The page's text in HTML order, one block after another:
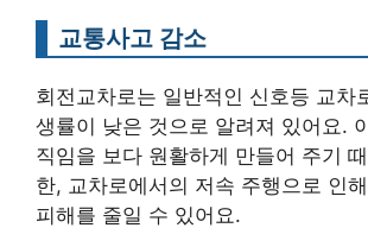
교통사고 감소
회전교차로는 일반적인 신호등 교차
생률이 낮은 것으로 알려져 있어요.
직임을 보다 원활하게 만들어 주기
한, 교차로에서의 저속 주행으로 인
피해를 줄일 수 있어요.